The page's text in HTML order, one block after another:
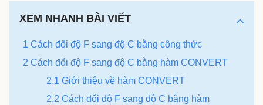
XEM NHANH BÀI VIẾT
1 Cách đổi độ F sang độ C bằng công thức
2 Cách đổi độ F sang độ C bằng hàm CONVERT
2.1 Giới thiệu về hàm CONVERT
2.2 Cách đổi độ F sang độ C bằng hàm